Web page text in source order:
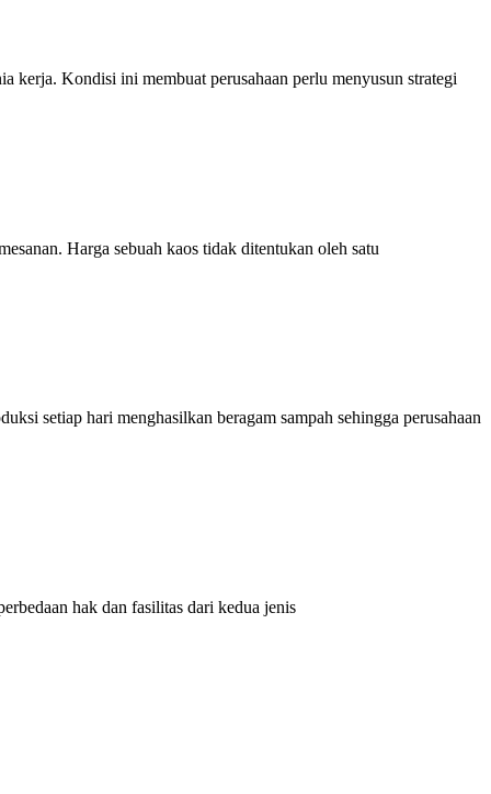
kerja. Kondisi ini membuat perusahaan perlu menyusun strategi
Harga sebuah kaos tidak ditentukan oleh satu
setiap hari menghasilkan beragam sampah sehingga perusahaan
hak dan fasilitas dari kedua jenis